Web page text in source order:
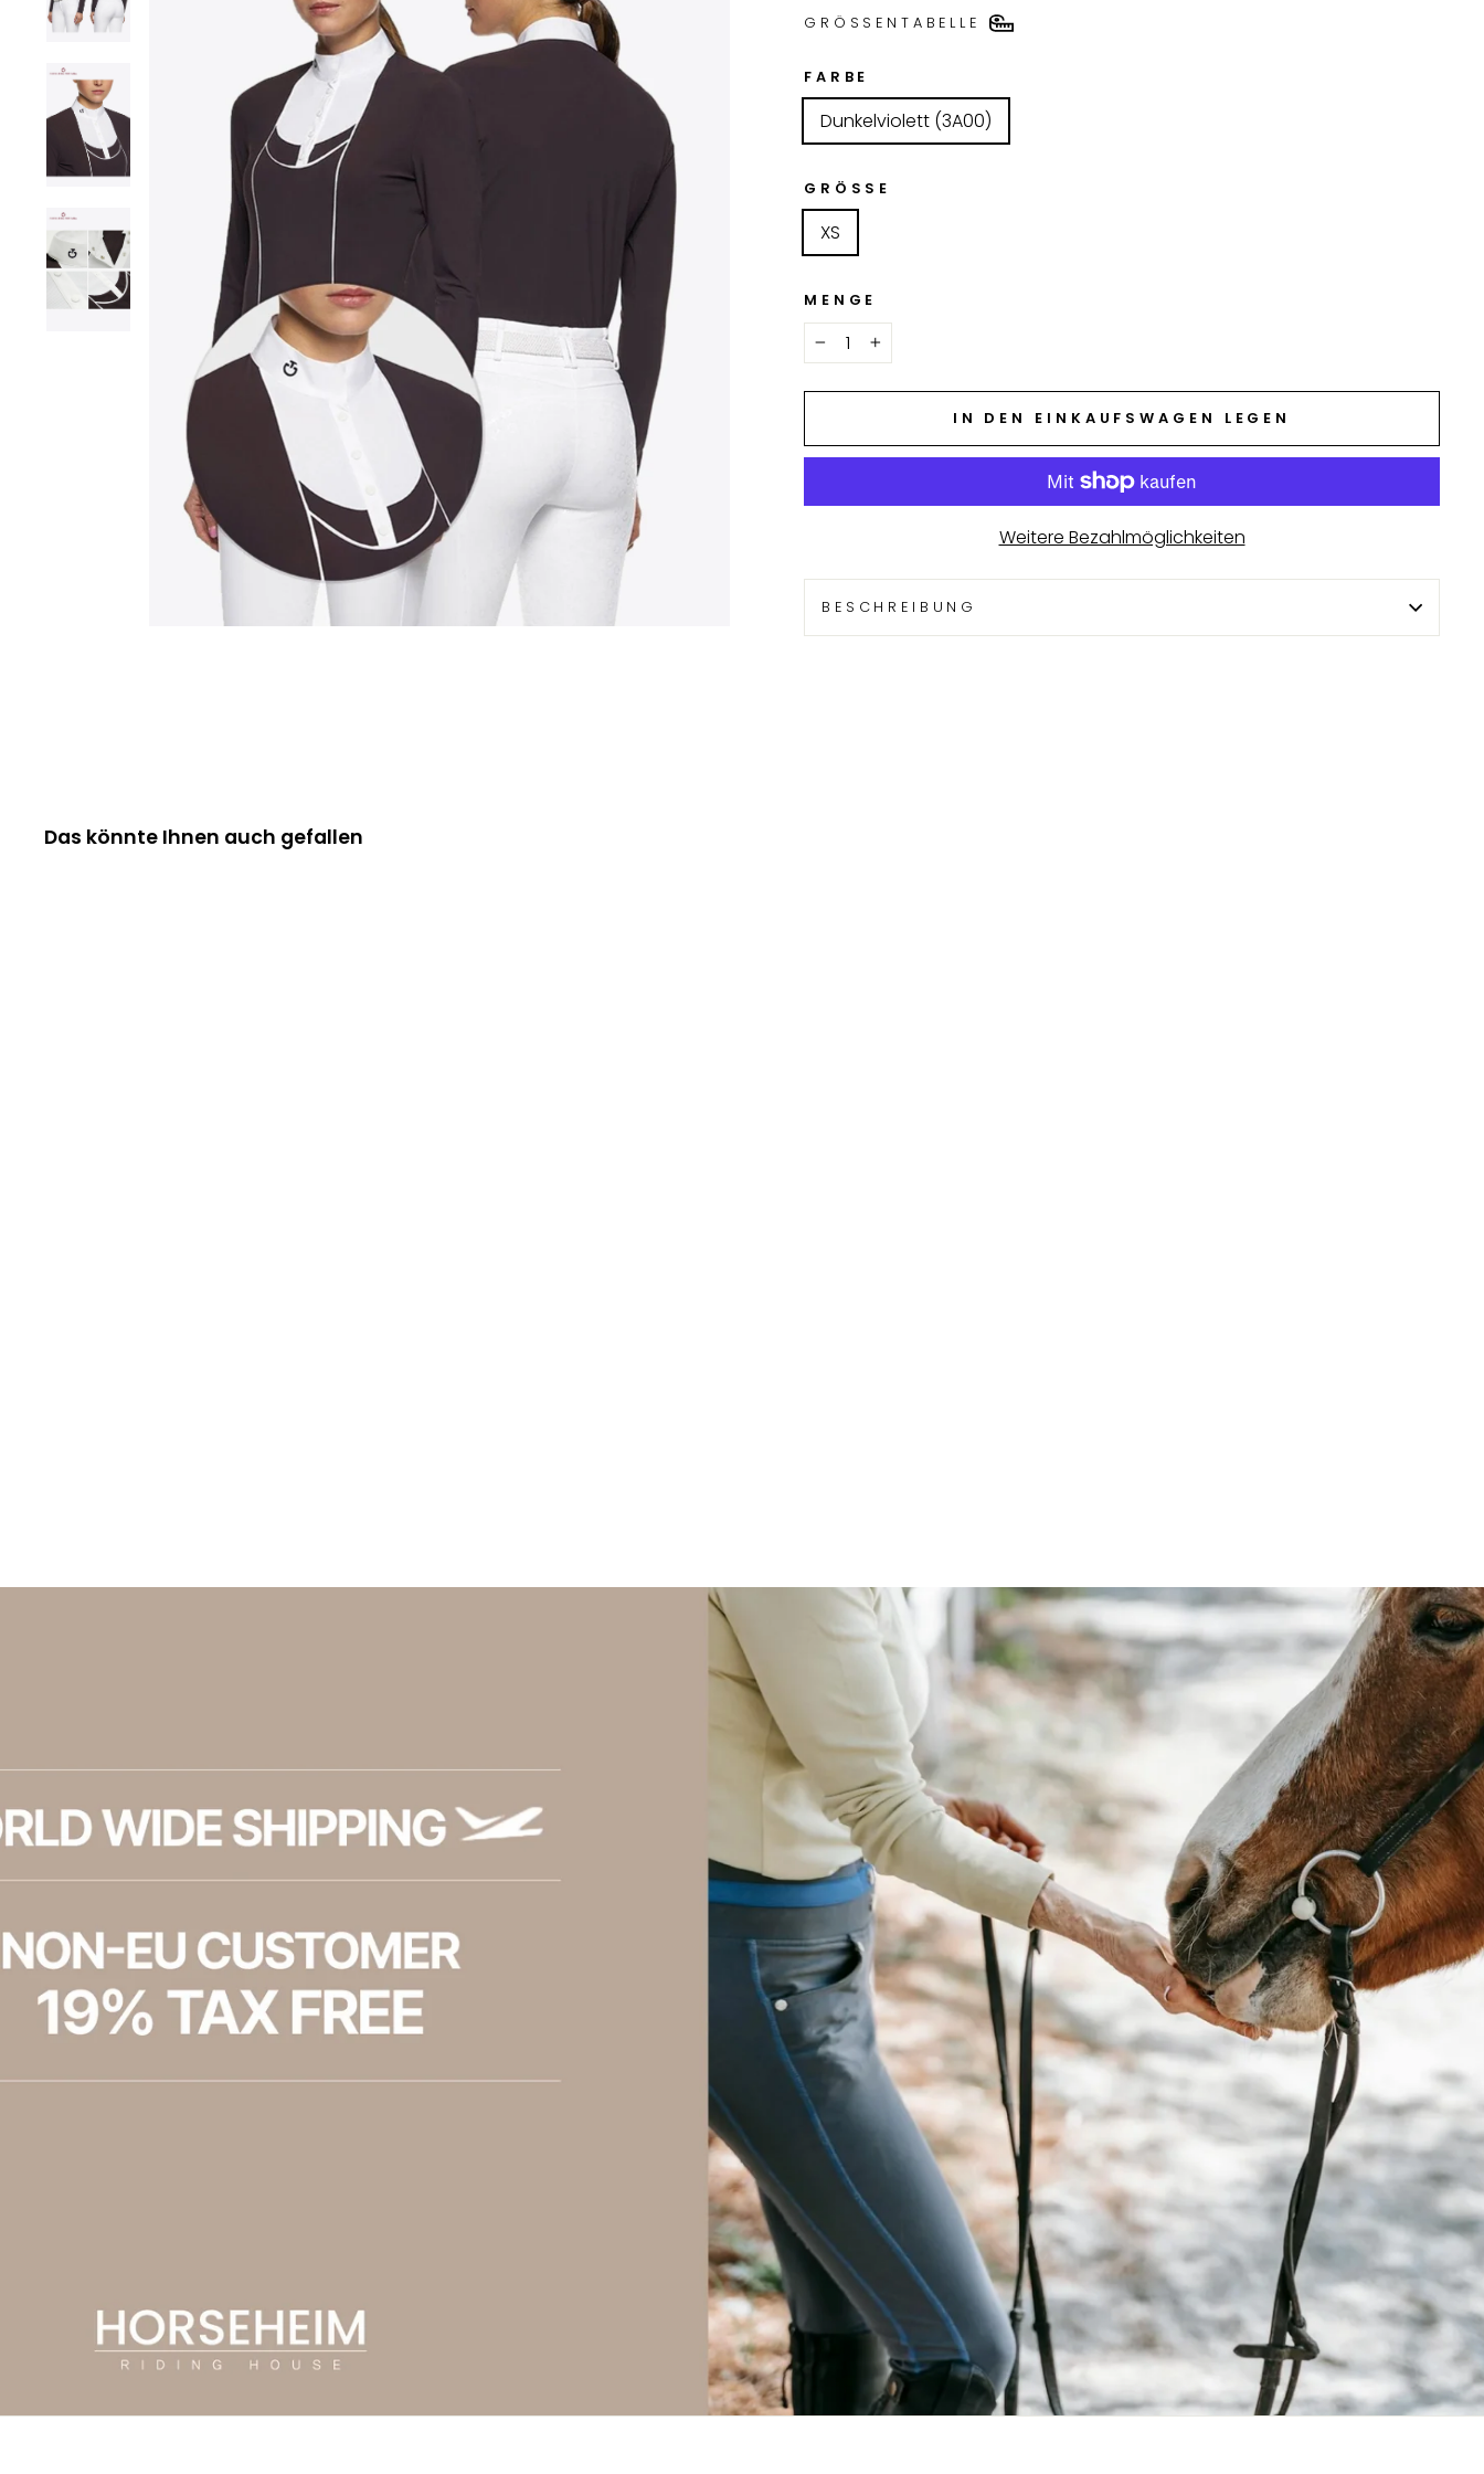
GRÖSSENTABELLE
FARBE
Dunkelviolett (3A00)
GRÖSSE
XS
MENGE
+
IN DEN EINKAUFSWAGEN LEGEN
Weitere Bezahlmöglichkeiten
BESCHREIBUNG
Das könnte Ihnen auch gefallen